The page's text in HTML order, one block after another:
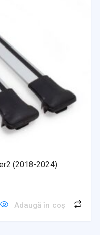
(2018-2024)
Adaugă în coș